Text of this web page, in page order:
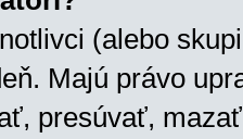
(alebo
Majú právo
presúvať,